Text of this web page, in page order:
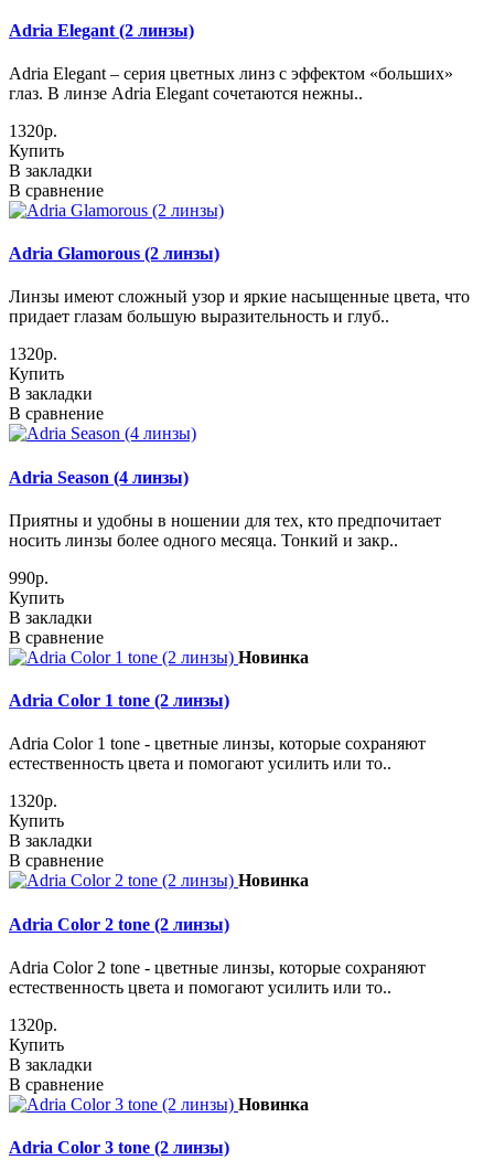
Adria Elegant (2 линзы)
Adria Elegant – серия цветных линз с эффектом «больших»
глаз. В линзе Adria Elegant сочетаются нежны..
1320р.
Купить
В закладки
В сравнение
Adria Glamorous (2 линзы)
Линзы имеют сложный узор и яркие насыщенные цвета, что
придает глазам большую выразительность и глуб..
1320р.
Купить
В закладки
В сравнение
Adria Season (4 линзы)
Приятны и удобны в ношении для тех, кто предпочитает
носить линзы более одного месяца. Тонкий и закр..
990р.
Купить
В закладки
В сравнение
Новинка
Adria Сolor 1 tone (2 линзы)
Adria Сolor 1 tone - цветные линзы, которые сохраняют
естественность цвета и помогают усилить или то..
1320р.
Купить
В закладки
В сравнение
Новинка
Adria Сolor 2 tone (2 линзы)
Adria Сolor 2 tone - цветные линзы, которые сохраняют
естественность цвета и помогают усилить или то..
1320р.
Купить
В закладки
В сравнение
Новинка
Adria Сolor 3 tone (2 линзы)